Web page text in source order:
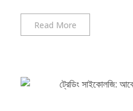
Read More